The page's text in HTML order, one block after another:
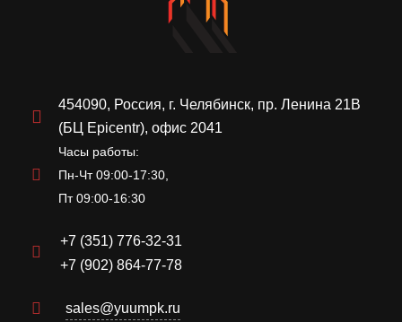
454090, Россия, г. Челябинск, пр. Ленина 21В
(БЦ Epicentr), офис 2041
Часы работы:
Пн-Чт 09:00-17:30,
Пт 09:00-16:30
+7 (351) 776-32-31
+7 (902) 864-77-78
sales@yuumpk.ru